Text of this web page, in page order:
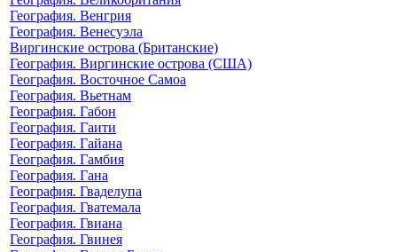
География. Венгрия
География. Венесуэла
Виргинские острова (Британские)
География. Виргинские острова (США)
География. Восточное Самоа
География. Вьетнам
География. Габон
География. Гаити
География. Гайана
География. Гамбия
География. Гана
География. Гваделупа
География. Гватемала
География. Гвиана
География. Гвинея